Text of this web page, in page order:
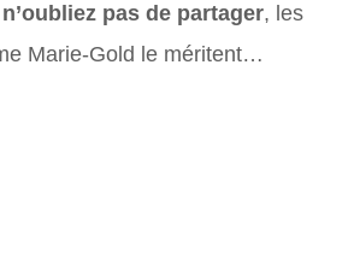
n’oubliez pas de partager, les
Marie-Gold le méritent…